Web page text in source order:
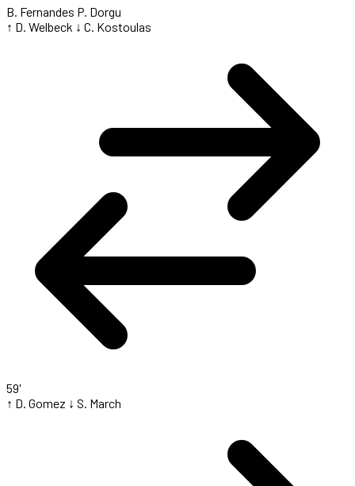
B. Fernandes P. Dorgu
↑ D. Welbeck ↓ C. Kostoulas
59'
↑ D. Gomez ↓ S. March